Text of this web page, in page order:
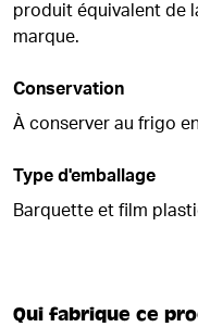
produit équivalent de
marque.
Conservation
À conserver au frigo
Type d'emballage
Barquette et film
Qui fabrique ce